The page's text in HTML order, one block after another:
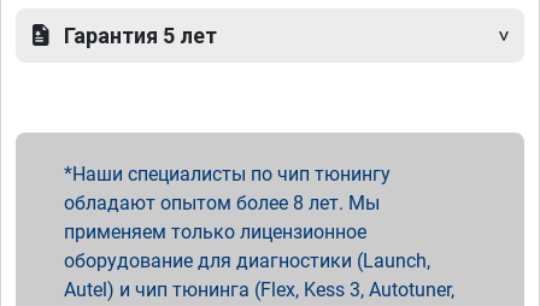
Гарантия 5 лет
Наши специалисты по чип тюнингу
обладают опытом более 8 лет. Мы
применяем только лицензионное
оборудование для диагностики (Launch,
Autel) и чип тюнинга (Flex, Kess 3, Autotuner,